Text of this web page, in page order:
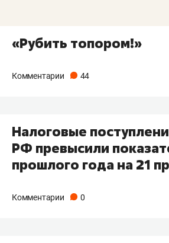
«Рубить топором!»
Комментарии 44
Налоговые
РФ превысили
прошлого года на 21
Комментарии 0